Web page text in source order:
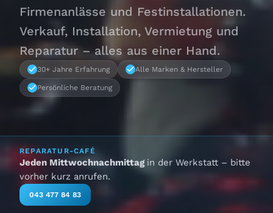
Firmenanlässe und Festinstallationen.
Verkauf, Installation, Vermietung und
Reparatur – alles aus einer Hand.
30+ Jahre Erfahrung Alle Marken & Hersteller
Persönliche Beratung
REPARATUR-CAFÉ
Jeden Mittwochnachmittag in der Werkstatt – bitte
vorher kurz anrufen.
043 477 84 83